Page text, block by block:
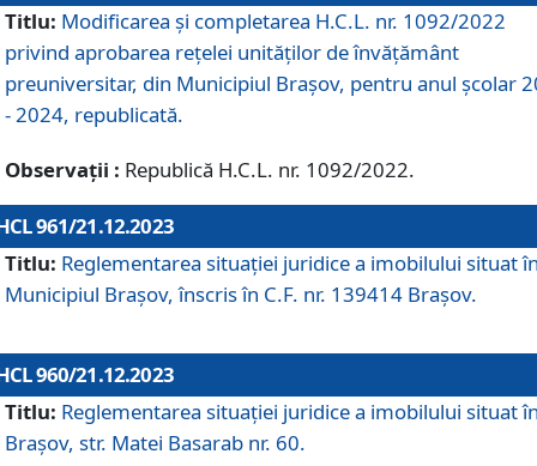
Titlu: Modificarea și completarea H.C.L. nr. 1092/2022
privind aprobarea rețelei unităților de învăţământ
preuniversitar, din Municipiul Braşov, pentru anul școlar
- 2024, republicată.
Observații : Republică H.C.L. nr. 1092/2022.
961/21.12.2023
Titlu: Reglementarea situației juridice a imobilului situat
Municipiul Brașov, înscris în C.F. nr. 139414 Brașov.
960/21.12.2023
Titlu: Reglementarea situației juridice a imobilului situat
Brașov, str. Matei Basarab nr. 60.